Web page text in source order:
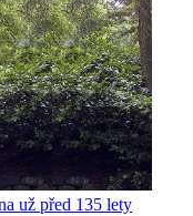
už před 135 lety